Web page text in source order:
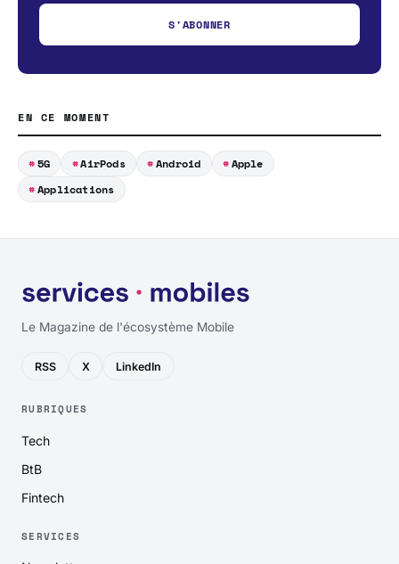
S'ABONNER
EN CE MOMENT
5G AirPods Android
Apple
Applications
Le Magazine de l'écosystème Mobile
RSS X LinkedIn
RUBRIQUES
Tech
BtB
Fintech
SERVICES